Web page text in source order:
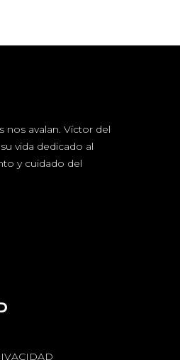
nos avalan. Víctor del
vida dedicado al
y cuidado del